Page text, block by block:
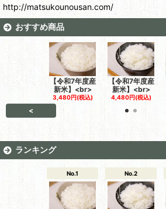
http://matsukounousan.com/
おすすめ商品
【令和7年度産
新米】<br>
3,480円(税込)
【令和7年度産
新米】<br>
4,480円(税込)
<
ランキング
No.1 No.2